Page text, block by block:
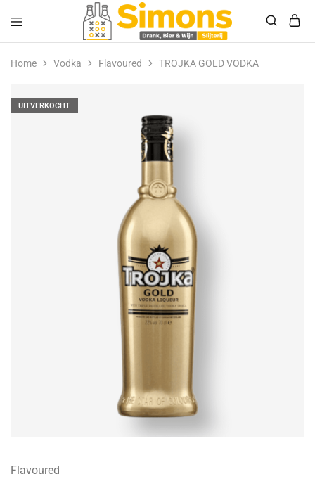
Simonsdrank.nl
Drank,
Bier
&
Home Vodka Flavoured TROJKA GOLD VODKA
UITVERKOCHT
Flavoured